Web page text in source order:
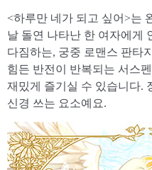
<하루만 네가 되고 싶어>는
날 돌연 나타난 한 여자에게
다짐하는, 궁중 로맨스 판타
힘든 반전이 반복되는 서스
재밌게 즐기실 수 있습니다.
신경 쓰는 요소예요.